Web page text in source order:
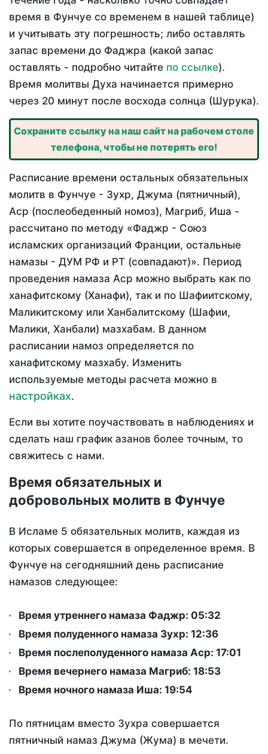
время в Фунчуе со временем в нашей таблице)
и учитывать эту погрешность; либо оставлять
запас времени до Фаджра (какой запас
оставлять - подробно читайте по ссылке).
Время молитвы Духа начинается примерно
через 20 минут после восхода солнца (Шурука).
Сохраните ссылку на наш сайт на рабочем столе
телефона, чтобы не потерять его!
Расписание времени остальных обязательных
молитв в Фунчуе - Зухр, Джума (пятничный),
Аср (послеобеденный номоз), Магриб, Иша -
рассчитано по методу «Фаджр - Союз
исламских организаций Франции, остальные
намазы - ДУМ РФ и РТ (совпадают)». Период
проведения намаза Аср можно выбрать как по
ханафитскому (Ханафи), так и по Шафиитскому,
Маликитскому или Ханбалитскому (Шафии,
Малики, Ханбали) мазхабам. В данном
расписании намоз определяется по
ханафитскому мазхабу. Изменить
используемые методы расчета можно в
настройках.
Если вы хотите поучаствовать в наблюдениях и
сделать наш график азанов более точным, то
свяжитесь с нами.
Время обязательных и
добровольных молитв в Фунчуе
В Исламе 5 обязательных молитв, каждая из
которых совершается в определенное время. В
Фунчуе на сегодняшний день расписание
намазов следующее:
Время утреннего намаза Фаджр: 05:32
Время полуденного намаза Зухр: 12:36
Время послеполуденного намаза Аср: 17:01
Время вечернего намаза Магриб: 18:53
Время ночного намаза Иша: 19:54
По пятницам вместо Зухра совершается
пятничный намаз Джума (Жума) в мечети.